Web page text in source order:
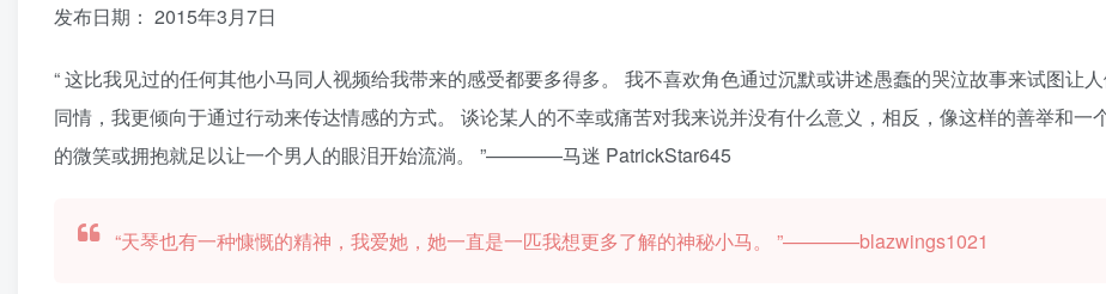
发布日期： 2015年3月7日
“这比我见过的任何其他小马同人视频给我带来的感受都要多得多。 我不喜欢角色通过沉默或讲述愚蠢的哭泣故事来试图让
同情，我更倾向于通过行动来传达情感的方式。 谈论某人的不幸或痛苦对我来说并没有什么意义，相反，像这样的善举和一
的微笑或拥抱就足以让一个男人的眼泪开始流淌。 ”————马迷 PatrickStar645
“天琴也有一种慷慨的精神，我爱她，她一直是一匹我想更多了解的神秘小马。 ”————blazwings1021